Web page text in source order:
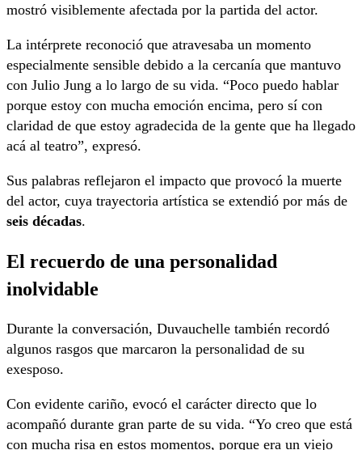
mostró visiblemente afectada por la partida del actor.
La intérprete reconoció que atravesaba un momento
especialmente sensible debido a la cercanía que mantuvo
con Julio Jung a lo largo de su vida. “Poco puedo hablar
porque estoy con mucha emoción encima, pero sí con
claridad de que estoy agradecida de la gente que ha llegado
acá al teatro”, expresó.
Sus palabras reflejaron el impacto que provocó la muerte
del actor, cuya trayectoria artística se extendió por más de
seis décadas.
El recuerdo de una personalidad
inolvidable
Durante la conversación, Duvauchelle también recordó
algunos rasgos que marcaron la personalidad de su
exesposo.
Con evidente cariño, evocó el carácter directo que lo
acompañó durante gran parte de su vida. “Yo creo que está
con mucha risa en estos momentos, porque era un viejo